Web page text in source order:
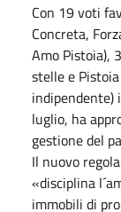
Con 19 voti
Concreta,
Amo Pistoia),
stelle e
indipendente)
luglio, ha
gestione del
Il nuovo
«disciplina
immobili di